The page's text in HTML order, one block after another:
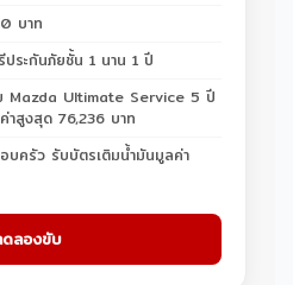
บาท
ระกันภัยชั้น 1 นาน 1 ปี
Mazda Ultimate Service 5 ปี
าสูงสุด 76,236 บาท
บครัว รับบัตรเติมน้ำมันมูลค่า
ลองขับ